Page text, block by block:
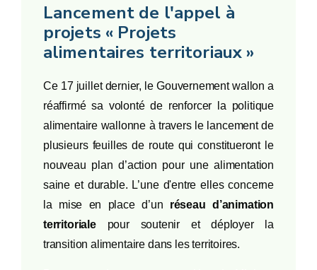
Lancement de l'appel à
projets « Projets
alimentaires territoriaux »
Ce 17 juillet dernier, le Gouvernement wallon a
réaffirmé sa volonté de renforcer la politique
alimentaire wallonne à travers le lancement de
plusieurs feuilles de route qui constitueront le
nouveau plan d’action pour une alimentation
saine et durable. L’une d'entre elles concerne
la mise en place d’un réseau d’animation
territorialepour soutenir et déployer la
transition alimentaire dans les territoires.